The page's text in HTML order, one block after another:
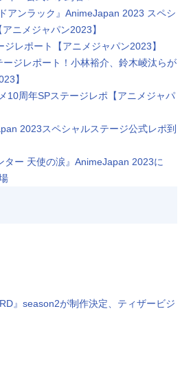
アンラック』AnimeJapan 2023 スペシ
ニメジャパン2023】
レポート【アニメジャパン2023】
ージレポート！小林裕介、鈴木崚汰らが
】
10周年SPステージレポ【アニメジャパ
2023スペシャルステージ公式レポ到
ター 天使の涙』AnimeJapan 2023に
』season2が制作決定、ティザービジ